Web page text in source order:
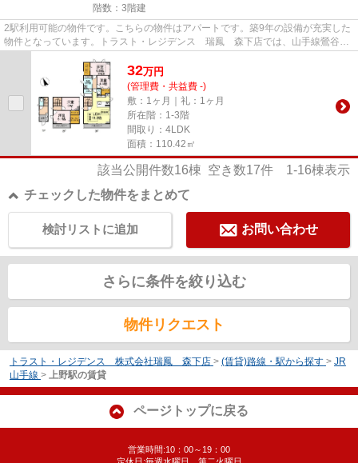
階数：3階建
2駅利用可能の物件です。こちらの物件はアパートです。築9年の設備が充実した
物件となっています。トラスト・レジデンス 瑞鳳 森下店では、山手線鶯谷を
32万円
(管理費・共益費 -)
敷：1ヶ月｜礼：1ヶ月
所在階：1-3階
間取り：4LDK
面積：110.42㎡
該当公開件数16棟 空き数17件 1-16棟表示
チェックした物件をまとめて
お問い合わせ
検討リストに追加
さらに条件を絞り込む
物件リクエスト
トラスト・レジデンス 株式会社瑞鳳 森下店 > (賃貸)路線・駅から探す > JR
山手線 > 上野駅の賃貸
ページトップに戻る
営業時間:10：00～19：00